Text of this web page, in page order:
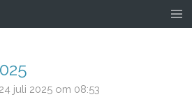
juli 2025 om 08:53